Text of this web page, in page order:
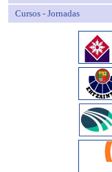
Cursos - Jornadas